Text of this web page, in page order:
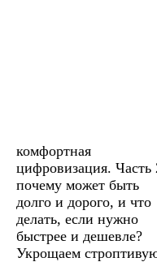
комфортная
цифровизация. Часть
почему может быть
долго и дорого, и что
делать, если нужно
быстрее и дешевле?
Укрощаем